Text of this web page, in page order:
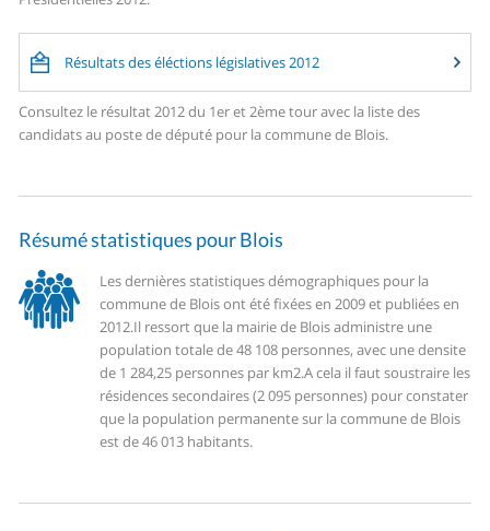
Résultats des éléctions législatives 2012
Consultez le résultat 2012 du 1er et 2ème tour avec la liste des
candidats au poste de député pour la commune de Blois.
Résumé statistiques pour Blois
Les dernières statistiques démographiques pour la
commune de Blois ont été fixées en 2009 et publiées en
2012.Il ressort que la mairie de Blois administre une
population totale de 48 108 personnes, avec une densite
de 1 284,25 personnes par km2.A cela il faut soustraire les
résidences secondaires (2 095 personnes) pour constater
que la population permanente sur la commune de Blois
est de 46 013 habitants.